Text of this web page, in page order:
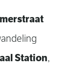
Station,